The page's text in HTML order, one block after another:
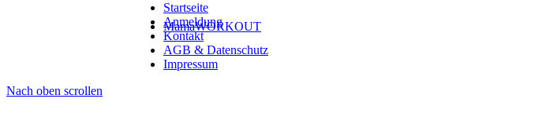
MamaWORKOUT
Startseite
Anmeldung
Kontakt
AGB & Datenschutz
Impressum
Nach oben scrollen